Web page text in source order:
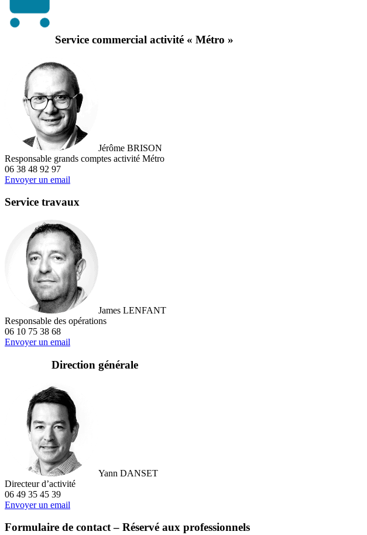
Service commercial activité « Métro »
Jérôme BRISON
Responsable grands comptes activité Métro
06 38 48 92 97
Envoyer un email
Service travaux
James LENFANT
Responsable des opérations
06 10 75 38 68
Envoyer un email
Direction générale
Yann DANSET
Directeur d’activité
06 49 35 45 39
Envoyer un email
Formulaire de contact – Réservé aux professionnels